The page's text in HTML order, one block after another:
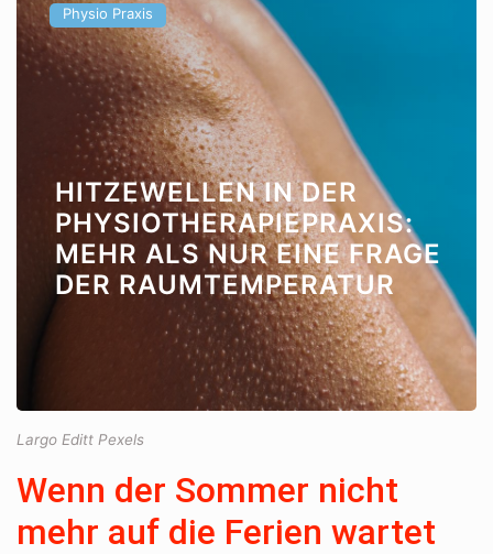
Physio Praxis
HITZEWELLEN IN DER
PHYSIOTHERAPIEPRAXIS:
MEHR ALS NUR EINE FRAGE
DER RAUMTEMPERATUR
Largo Editt Pexels
Wenn der Sommer nicht
mehr auf die Ferien wartet